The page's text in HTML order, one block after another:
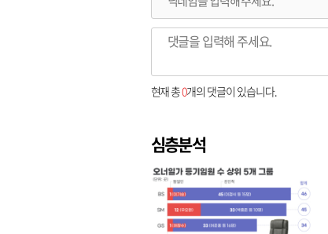
현재 총0개의 댓글이 있습니다.
심층분석